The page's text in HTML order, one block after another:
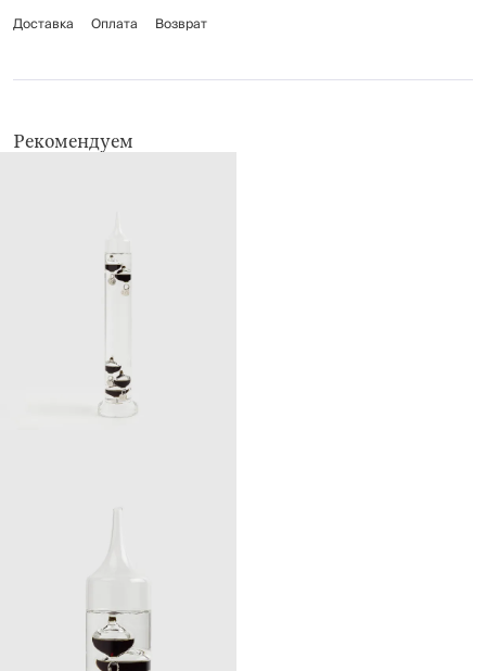
Доставка
Оплата Возврат
Рекомендуем